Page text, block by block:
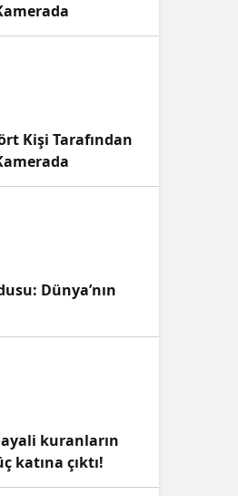
Kişi Tarafından
Dünya’nın
kuranların
katına çıktı!